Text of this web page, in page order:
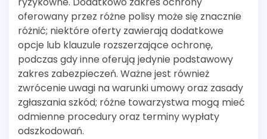
oferowany przez różne polisy może się znacznie
różnić; niektóre oferty zawierają dodatkowe
opcje lub klauzule rozszerzające ochronę,
podczas gdy inne oferują jedynie podstawowy
zakres zabezpieczeń. Ważne jest również
zwrócenie uwagi na warunki umowy oraz zasady
zgłaszania szkód; różne towarzystwa mogą mieć
odmienne procedury oraz terminy wypłaty
odszkodowań.